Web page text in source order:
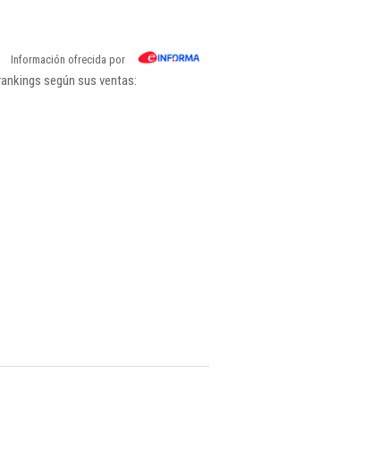
Información ofrecida por
según sus ventas: